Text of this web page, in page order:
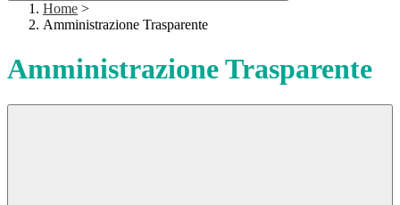
Home >
Amministrazione Trasparente
Amministrazione Trasparente